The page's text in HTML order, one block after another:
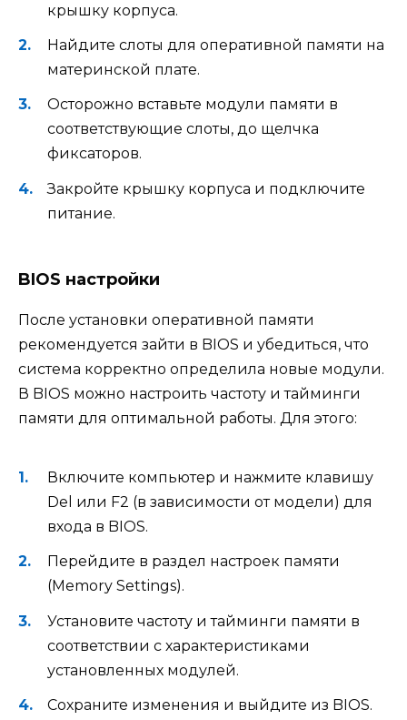
крышку корпуса.
Найдите слоты для оперативной памяти на
материнской плате.
Осторожно вставьте модули памяти в
соответствующие слоты, до щелчка
фиксаторов.
Закройте крышку корпуса и подключите
питание.
BIOS настройки
После установки оперативной памяти
рекомендуется зайти в BIOS и убедиться, что
система корректно определила новые модули.
В BIOS можно настроить частоту и тайминги
памяти для оптимальной работы. Для этого:
Включите компьютер и нажмите клавишу
Del или F2 (в зависимости от модели) для
входа в BIOS.
Перейдите в раздел настроек памяти
(Memory Settings).
Установите частоту и тайминги памяти в
соответствии с характеристиками
установленных модулей.
Сохраните изменения и выйдите из BIOS.